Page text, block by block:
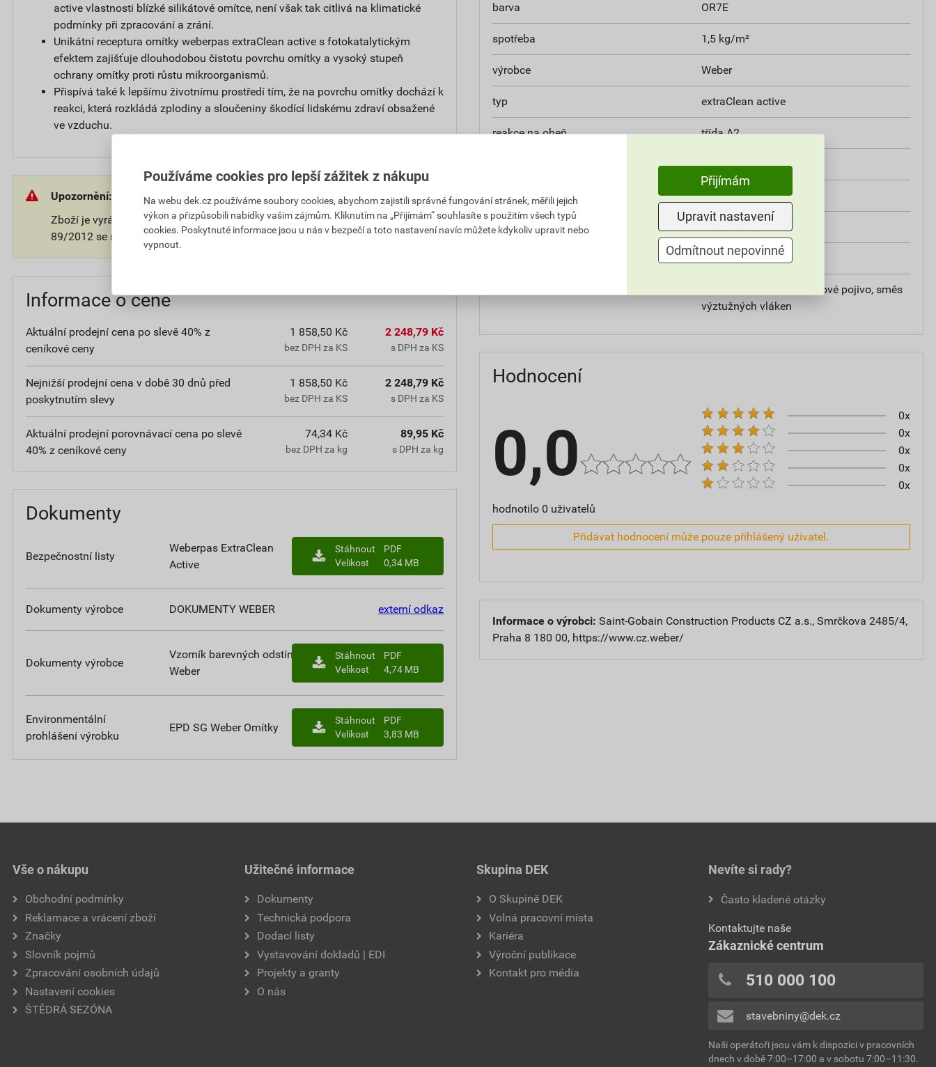
active vlastnosti blízké silikátové omítce, není však tak citlivá na klimatické
podmínky při zpracování a zrání.
Unikátní receptura omítky weberpas extraClean active s fotokatalytickým
efektem zajišťuje dlouhodobou čistotu povrchu omítky a vysoký stupeň
ochrany omítky proti růstu mikroorganismů.
Přispívá také k lepšímu životnímu prostředí tím, že na povrchu omítky dochází k
reakci, která rozkládá zplodiny a sloučeniny škodící lidskému zdraví obsažené
ve vzduchu.
Upozornění:
Zboží je vyráběno na přání zákazníka. V souladu s občanským zákoníkem č.
89/2012 se na takové zboží nevztahuje 14-ti denní ochranná lhůta.
Informace o ceně
Aktuální prodejní cena po slevě 40% z
ceníkové ceny
1 858,50 Kč
bez DPH za KS
2 248,79 Kč
s DPH za KS
Nejnižší prodejní cena v době 30 dnů před
poskytnutím slevy
1 858,50 Kč
bez DPH za KS
2 248,79 Kč
s DPH za KS
Aktuální prodejní porovnávací cena po slevě
40% z ceníkové ceny
74,34 Kč
bez DPH za kg
89,95 Kč
s DPH za kg
Dokumenty
Bezpečnostní listy
Weberpas ExtraClean
Active
Stáhnout
PDF
Velikost
0,34 MB
Dokumenty výrobce DOKUMENTY WEBER externí odkaz
Dokumenty výrobce
Vzorník barevných odstínů
Weber
Stáhnout
PDF
Velikost
4,74 MB
Environmentální
prohlášení výrobku
EPD SG Weber Omítky
Stáhnout
PDF
Velikost
3,83 MB
barva OR7E
spotřeba 1,5 kg/m²
výrobce Weber
typ extraClean active
reakce na oheň třída A2
od +5°C do +25°C
hmotnost 25 kg
typ výrobku
20
vápencové plnivo, silikátové pojivo, směs
výztužných vláken
Hodnocení
0,0
hodnotilo 0 uživatelů
0x
0x
0x
0x
0x
Přidávat hodnocení může pouze přihlášený uživatel.
Informace o výrobci: Saint-Gobain Construction Products CZ a.s., Smrčkova 2485/4,
Praha 8 180 00, https://www.cz.weber/
Vše o nákupu
Obchodní podmínky
Reklamace a vrácení zboží
Značky
Slovník pojmů
Zpracování osobních údajů
Nastavení cookies
ŠTĚDRÁ SEZÓNA
Užitečné informace
Dokumenty
Technická podpora
Dodací listy
Vystavování dokladů | EDI
Projekty a granty
O nás
Skupina DEK
O Skupině DEK
Volná pracovní místa
Kariéra
Výroční publikace
Kontakt pro média
Nevíte si rady?
Často kladené otázky
Kontaktujte naše
Zákaznické centrum
510 000 100
stavebniny@dek.cz
Naši operátoři jsou vám k dispozici v pracovních
dnech v době 7:00–17:00 a v sobotu 7:00–11:30.
Používáme cookies pro lepší zážitek z nákupu
Na webu dek.cz používáme soubory cookies, abychom zajistili správné fungování stránek, měřili jejich
výkon a přizpůsobili nabídky vašim zájmům. Kliknutím na „Přijímám“ souhlasíte s použitím všech typů
cookies. Poskytnuté informace jsou u nás v bezpečí a toto nastavení navíc můžete kdykoliv upravit nebo
vypnout.
Přijímám
Upravit nastavení
Odmítnout nepovinné